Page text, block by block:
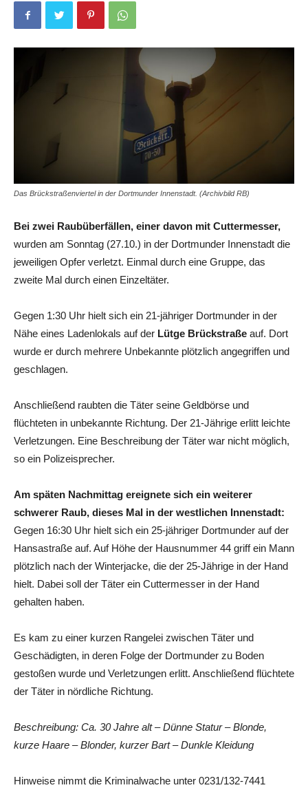
Das Brückstraßenviertel in der Dortmunder Innenstadt. (Archivbild RB)
Bei zwei Raubüberfällen, einer davon mit Cuttermesser,
wurden am Sonntag (27.10.) in der Dortmunder Innenstadt die
jeweiligen Opfer verletzt. Einmal durch eine Gruppe, das
zweite Mal durch einen Einzeltäter.
Gegen 1:30 Uhr hielt sich ein 21-jähriger Dortmunder in der
Nähe eines Ladenlokals auf der Lütge Brückstraße auf. Dort
wurde er durch mehrere Unbekannte plötzlich angegriffen und
geschlagen.
Anschließend raubten die Täter seine Geldbörse und
flüchteten in unbekannte Richtung. Der 21-Jährige erlitt leichte
Verletzungen. Eine Beschreibung der Täter war nicht möglich,
so ein Polizeisprecher.
Am späten Nachmittag ereignete sich ein weiterer
schwerer Raub, dieses Mal in der westlichen Innenstadt:
Gegen 16:30 Uhr hielt sich ein 25-jähriger Dortmunder auf der
Hansastraße auf. Auf Höhe der Hausnummer 44 griff ein Mann
plötzlich nach der Winterjacke, die der 25-Jährige in der Hand
hielt. Dabei soll der Täter ein Cuttermesser in der Hand
gehalten haben.
Es kam zu einer kurzen Rangelei zwischen Täter und
Geschädigten, in deren Folge der Dortmunder zu Boden
gestoßen wurde und Verletzungen erlitt. Anschließend flüchtete
der Täter in nördliche Richtung.
Beschreibung: Ca. 30 Jahre alt – Dünne Statur – Blonde,
kurze Haare – Blonder, kurzer Bart – Dunkle Kleidung
Hinweise nimmt die Kriminalwache unter 0231/132-7441